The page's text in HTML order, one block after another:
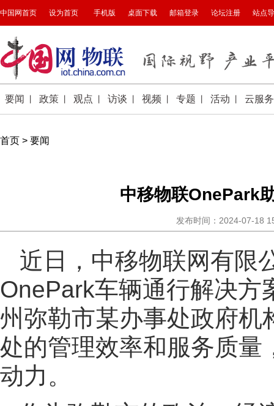
首页 > 要闻
中移物联OnePark
发布时间：2024-07-18
近日，中移物联网有限
OnePark车辆通行解决方
州弥勒市某办事处政府机
处的管理效率和服务质量
动力。